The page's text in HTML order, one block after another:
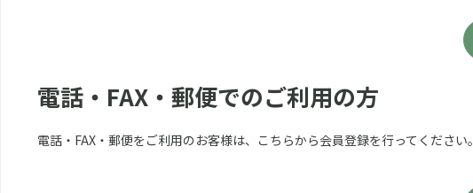
電話・FAX・郵便でのご利用の方
電話・FAX・郵便をご利用のお客様は、こちらから会員登録を行ってください。